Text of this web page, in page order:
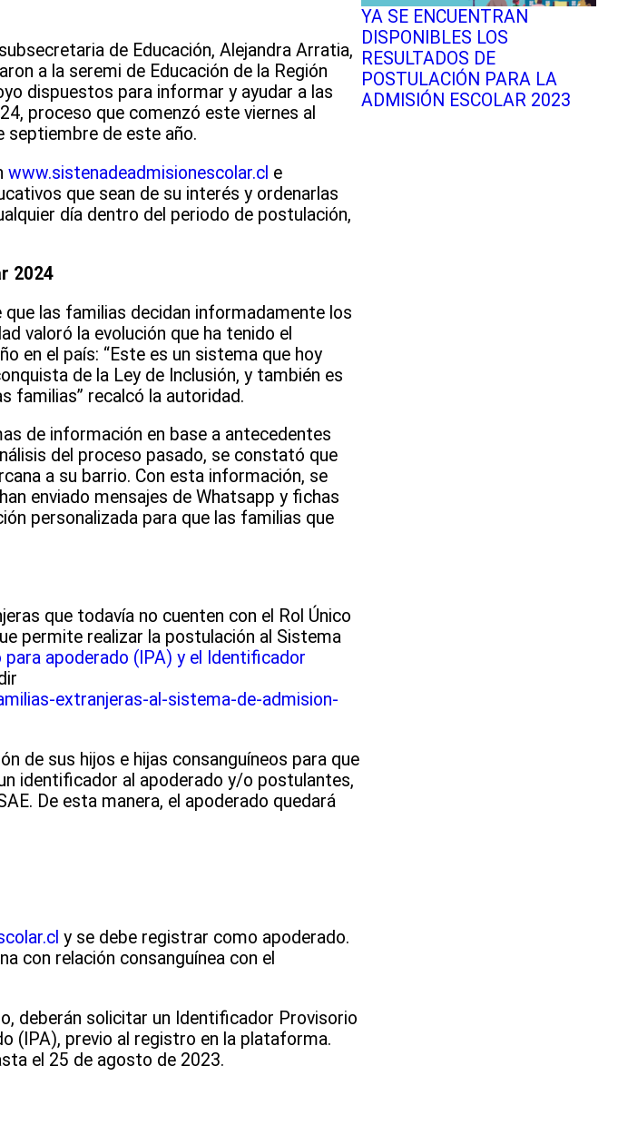
de Educación, Alejandra Arratia,
a la seremi de Educación de la Región
dispuestos para informar y ayudar a las
proceso que comenzó este viernes al
septiembre de este año.
www.sistenadeadmisionescolar.cl e
que sean de su interés y ordenarlas
día dentro del periodo de postulación,
2024
las familias decidan informadamente los
valoró la evolución que ha tenido el
en el país: “Este es un sistema que hoy
de la Ley de Inclusión, y también es
familias” recalcó la autoridad.
de información en base a antecedentes
del proceso pasado, se constató que
a su barrio. Con esta información, se
enviado mensajes de Whatsapp y fichas
personalizada para que las familias que
que todavía no cuenten con el Rol Único
permite realizar la postulación al Sistema
apoderado (IPA) y el Identificador
extranjeras-al-sistema-de-admision-
de sus hijos e hijas consanguíneos para que
identificador al apoderado y/o postulantes,
De esta manera, el apoderado quedará
y se debe registrar como apoderado.
con relación consanguínea con el
deberán solicitar un Identificador Provisorio
(IPA), previo al registro en la plataforma.
el 25 de agosto de 2023.
YA SE ENCUENTRAN
DISPONIBLES LOS
RESULTADOS DE
POSTULACIÓN PARA LA
ADMISIÓN ESCOLAR 2023